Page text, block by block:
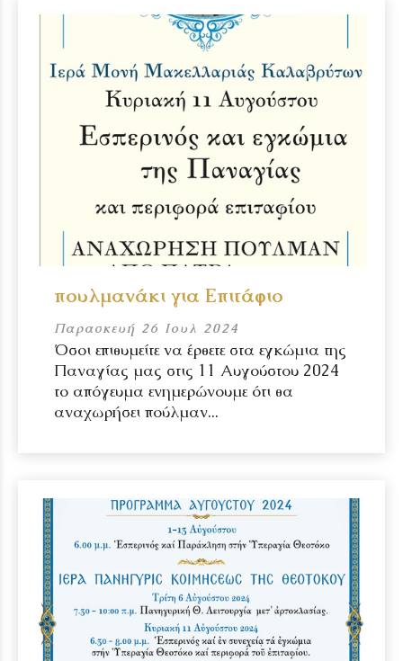
πουλμανάκι για Επιτάφιο
Παρασκευή 26 Ιουλ 2024
Όσοι επιθυμείτε να έρθετε στα εγκώμια της
Παναγίας μας στις 11 Αυγούστου 2024
το απόγευμα ενημερώνουμε ότι θα
αναχωρήσει πούλμαν...